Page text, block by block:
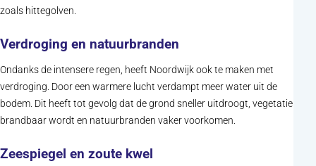
zoals hittegolven.
Verdroging en natuurbranden
Ondanks de intensere regen, heeft Noordwijk ook te maken met
verdroging. Door een warmere lucht verdampt meer water uit de
bodem. Dit heeft tot gevolg dat de grond sneller uitdroogt, vegetatie
brandbaar wordt en natuurbranden vaker voorkomen.
Zeespiegel en zoute kwel